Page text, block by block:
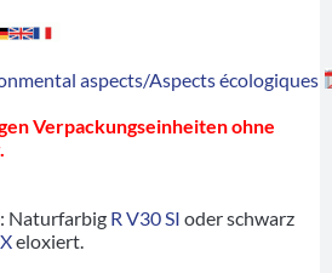
aspects/Aspects écologiques
Verpackungseinheiten ohne
Naturfarbig R V30 SI oder schwarz
eloxiert.